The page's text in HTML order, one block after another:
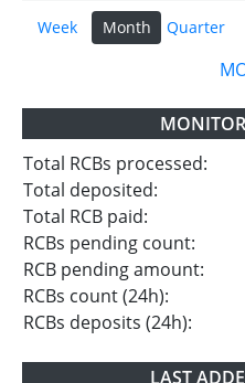
Week Month Quarter
Total RCBs processed:
Total deposited:
Total RCB paid:
RCBs pending count:
RCB pending amount:
RCBs count (24h):
RCBs deposits (24h):
LAST